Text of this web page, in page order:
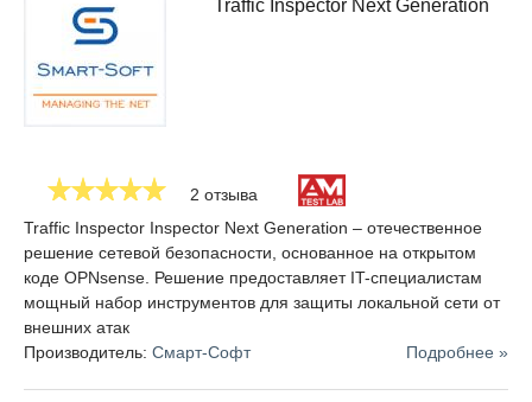
Traffic Inspector Next Generation
2 отзыва
Traffic Inspector Inspector Next Generation – отечественное
решение сетевой безопасности, основанное на открытом
коде OPNsense. Решение предоставляет IT-специалистам
мощный набор инструментов для защиты локальной сети от
внешних атак
Производитель: Смарт-Софт Подробнее »